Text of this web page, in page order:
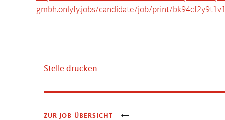
gmbh.onlyfy.jobs/candidate/job/print/
Stelle drucken
ZUR JOB-ÜBERSICHT